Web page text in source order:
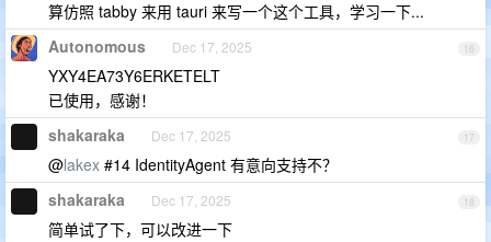
算仿照 tabby 来用 tauri 来写一个这个工具，学习一下...
16
Autonomous Dec 17, 2025
YXY4EA73Y6ERKETELT
已使用，感谢！
17
shakaraka Dec 17, 2025
@lakex #14 IdentityAgent 有意向支持不？
18
shakaraka Dec 17, 2025
简单试了下，可以改进一下